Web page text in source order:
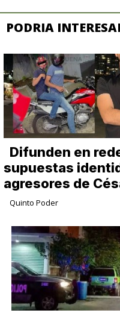
PODRIA
Difunden en
supuestas
agresores de
Quinto Poder